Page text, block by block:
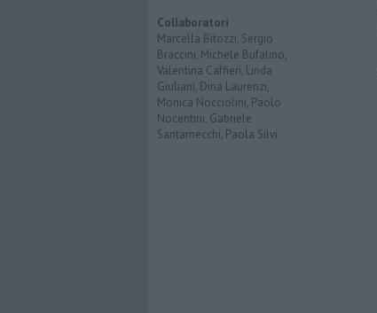
Collaboratori
Marcella Bitozzi, Sergio
Braccini, Michele Bufalino,
Valentina Caffieri, Linda
Giuliani, Dina Laurenzi,
Monica Nocciolini, Paolo
Nocentini, Gabriele
Santarnecchi, Paola Silvi.